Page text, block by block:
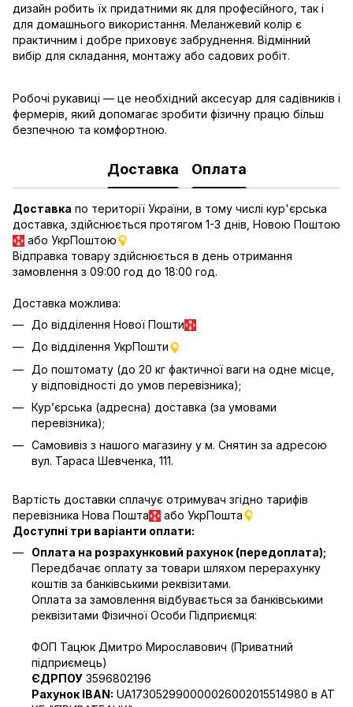
дизайн робить їх придатними як для професійного, так і
для домашнього використання. Меланжевий колір є
практичним і добре приховує забруднення. Відмінний
вибір для складання, монтажу або садових робіт.
Робочі рукавиці — це необхідний аксесуар для садівників і
фермерів, який допомагає зробити фізичну працю більш
безпечною та комфортною.
Доставка Оплата
Доставка по території України, в тому числі кур'єрська
доставка, здійснюється протягом 1-3 днів, Новою Поштою
або УкрПоштою
Відправка товару здійснюється в день отримання
замовлення з 09:00 год до 18:00 год.
Доставка можлива:
До відділення Нової Пошти
До відділення УкрПошти
До поштомату (до 20 кг фактичної ваги на одне місце,
у відповідності до умов перевізника);
Кур’єрська (адресна) доставка (за умовами
перевізника);
Самовивіз з нашого магазину у м. Снятин за адресою
вул. Тараса Шевченка, 111.
Вартість доставки сплачує отримувач згідно тарифів
перевізника Нова Пошта
або УкрПошта
Доступні три варіанти оплати:
Оплата на розрахунковий рахунок (передоплата);
Передбачає оплату за товари шляхом перерахунку
коштів за банківськими реквізитами.
Оплата за замовлення відбувається за банківськими
реквізитами Фізичної Особи Підприємця:
ФОП Тацюк Дмитро Мирославович (Приватний
пiдприємець)
ЄДРПОУ 3596802196
Рахунок IBAN: UA173052990000026002015514980 в АТ